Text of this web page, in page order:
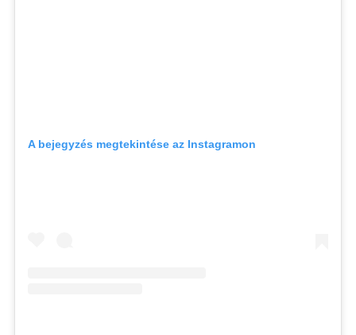
A bejegyzés megtekintése az Instagramon